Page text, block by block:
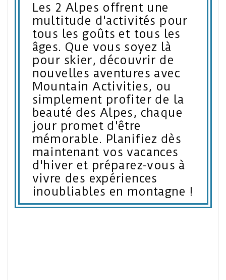
Les 2 Alpes offrent une
multitude d'activités pour
tous les goûts et tous les
âges. Que vous soyez là
pour skier, découvrir de
nouvelles aventures avec
Mountain Activities, ou
simplement profiter de la
beauté des Alpes, chaque
jour promet d'être
mémorable. Planifiez dès
maintenant vos vacances
d'hiver et préparez-vous à
vivre des expériences
inoubliables en montagne !